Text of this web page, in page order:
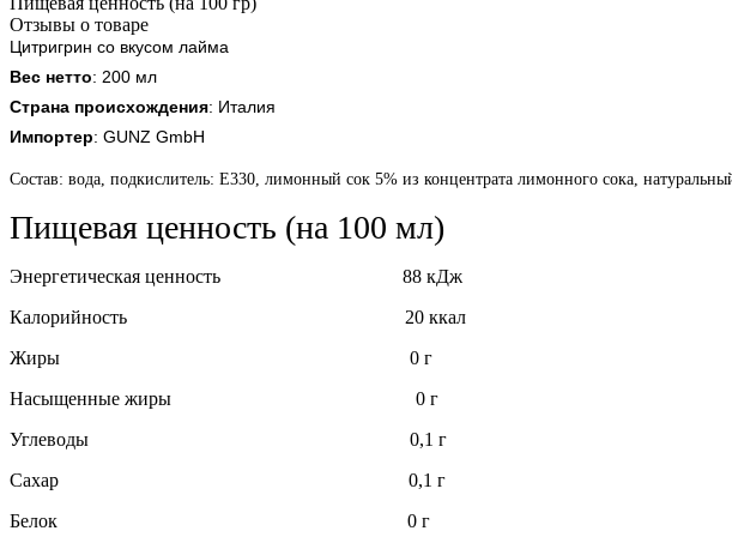
Отзывы о товаре
Цитригрин со вкусом лайма
Вес нетто: 200 мл
Страна происхождения: Италия
Импортер: GUNZ GmbH
Состав: вода, подкислитель: Е330, лимонный сок 5% из концентрата лимонного сока,
Пищевая ценность (на 100 мл)
Энергетическая ценность 88 кДж
Калорийность 20 ккал
Жиры 0 г
Насыщенные жиры 0 г
Углеводы 0,1 г
Сахар 0,1 г
Белок 0 г